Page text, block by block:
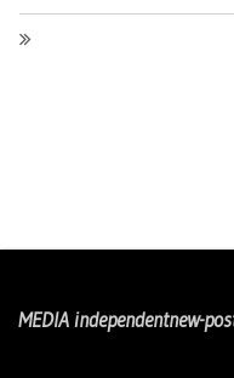
MEDIA independentnew-